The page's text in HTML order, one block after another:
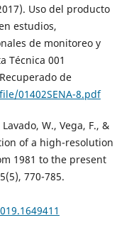
Uso del producto
estudios,
de monitoreo y
Técnica 001
de
01402SENA-8.pdf
W., Vega, F., &
of a high-resolution
1981 to the present
770-785.